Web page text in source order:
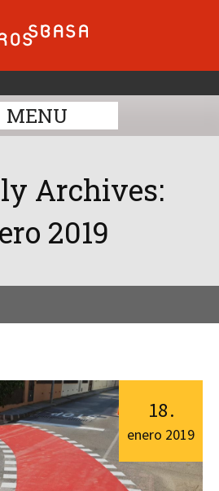
MENU
Archives:
2019
18.
enero 2019